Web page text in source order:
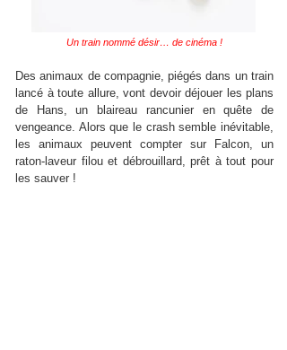
Un train nommé désir… de cinéma !
Des animaux de compagnie, piégés dans un train
lancé à toute allure, vont devoir déjouer les plans
de Hans, un blaireau rancunier en quête de
vengeance. Alors que le crash semble inévitable,
les animaux peuvent compter sur Falcon, un
raton-laveur filou et débrouillard, prêt à tout pour
les sauver !